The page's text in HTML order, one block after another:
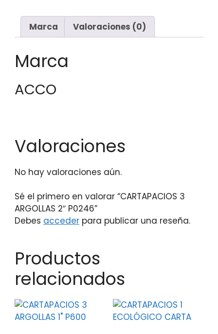
Marca Valoraciones (0)
Marca
ACCO
Valoraciones
No hay valoraciones aún.
Sé el primero en valorar “CARTAPACIOS 3
ARGOLLAS 2″ P0246”
Debes acceder para publicar una reseña.
Productos
relacionados